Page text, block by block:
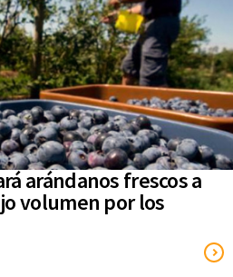
arándanos frescos a
volumen por los